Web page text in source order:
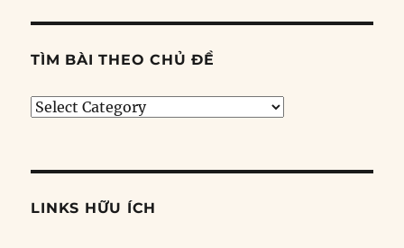
TÌM BÀI THEO CHỦ ĐỀ
Tìm
đề
LINKS HỮU ÍCH